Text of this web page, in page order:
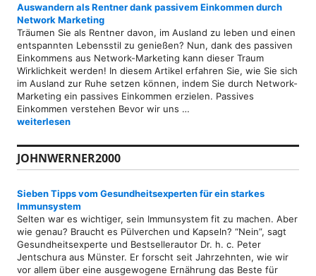
Auswandern als Rentner dank passivem Einkommen durch
Network Marketing
Träumen Sie als Rentner davon, im Ausland zu leben und einen
entspannten Lebensstil zu genießen? Nun, dank des passiven
Einkommens aus Network-Marketing kann dieser Traum
Wirklichkeit werden! In diesem Artikel erfahren Sie, wie Sie sich
im Ausland zur Ruhe setzen können, indem Sie durch Network-
Marketing ein passives Einkommen erzielen. Passives
Einkommen verstehen Bevor wir uns …
Auswandern als Rentner dank passivem Einkommen durch
weiterlesen
JOHNWERNER2000
Sieben Tipps vom Gesundheitsexperten für ein starkes
Immunsystem
Selten war es wichtiger, sein Immunsystem fit zu machen. Aber
wie genau? Braucht es Pülverchen und Kapseln? “Nein”, sagt
Gesundheitsexperte und Bestsellerautor Dr. h. c. Peter
Jentschura aus Münster. Er forscht seit Jahrzehnten, wie wir
vor allem über eine ausgewogene Ernährung das Beste für